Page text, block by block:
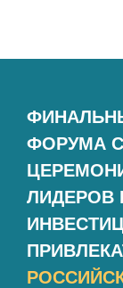
ФОРУМА
ЛИДЕРОВ